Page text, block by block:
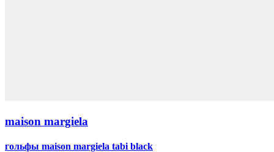
maison margiela
гольфы maison margiela tabi black